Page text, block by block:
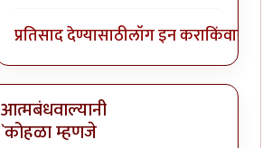
प्रतिसाद देण्यासाठीलॉग इन कराकिंवा
आत्मबंधवाल्यानी
`कोहळा म्हणजे